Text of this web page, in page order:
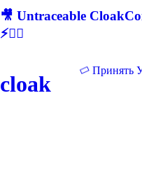
🎥 Untraceable
⚡🕵‍♂
cloak
Принять